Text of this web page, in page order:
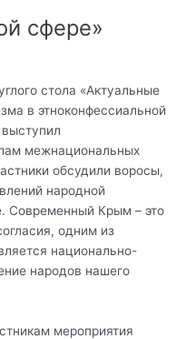
сфере»
стола «Актуальные
в этноконфессиальной
межнациональных
обсудили воросы,
народной
Современный Крым – это
одним из
национально-
народов нашего
мероприятия